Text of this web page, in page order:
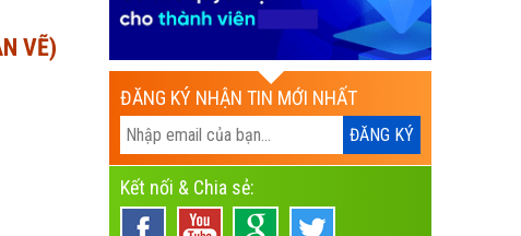
VẼ)
ĐĂNG KÝ NHẬN TIN MỚI NHẤT
Kết nối & Chia sẻ: